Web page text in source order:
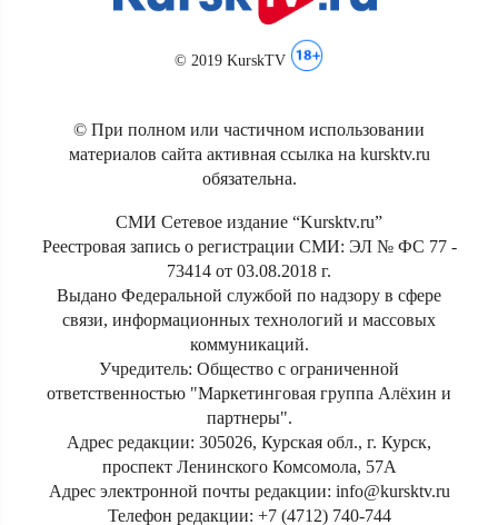
© 2019 KurskTV
© При полном или частичном использовании
материалов сайта активная ссылка на kursktv.ru
обязательна.
СМИ Сетевое издание “Kursktv.ru”
Реестровая запись о регистрации СМИ: ЭЛ № ФС 77 -
73414 от 03.08.2018 г.
Выдано Федеральной службой по надзору в сфере
связи, информационных технологий и массовых
коммуникаций.
Учредитель: Общество с ограниченной
ответственностью "Маркетинговая группа Алёхин и
партнеры".
Адрес редакции: 305026, Курская обл., г. Курск,
проспект Ленинского Комсомола, 57А
Адрес электронной почты редакции: info@kursktv.ru
Телефон редакции: +7 (4712) 740-744